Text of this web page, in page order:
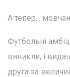
А тепер...
Футбольні
виникли, і
друга за